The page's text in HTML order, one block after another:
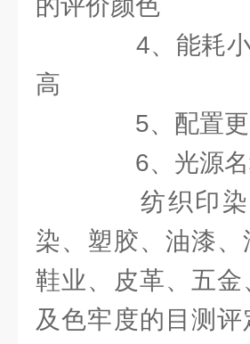
的评价颜色
4、能耗小
高
5、配置更
6、光源名
纺织印染
染、塑胶、油漆
鞋业、皮革、五
及色牢度的目测